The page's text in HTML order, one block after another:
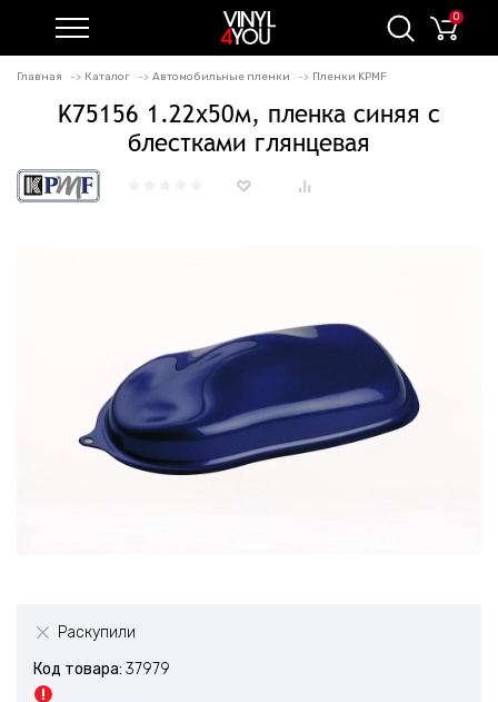
0
Главная Каталог Автомобильные пленки Пленки KPMF
K75156 1.22х50м, пленка синяя с
блестками глянцевая
Раскупили
Код товара: 37979